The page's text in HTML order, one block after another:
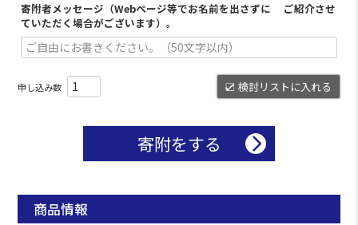
寄附者メッセージ（Webページ等でお名前を出さずに ご紹介させ
ていただく場合がございます）。
検討リストに入れる
寄附をする
商品情報